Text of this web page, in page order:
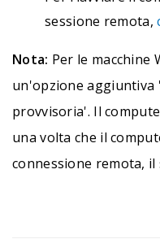
sessione remota,
Nota: Per le macchine
un'opzione aggiuntiva
provvisoria'. Il
una volta che il
connessione remota,